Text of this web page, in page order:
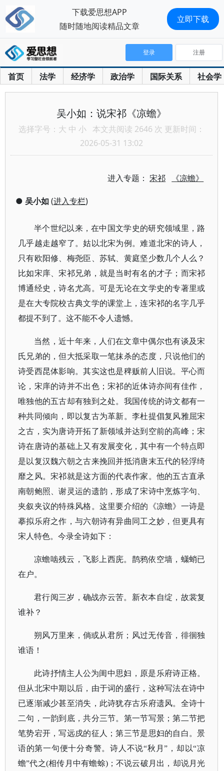
首页 法学 经济学 政治学 国际关系 社会学
登录 注册
吴小如：说宋祁《凉蟾》
选择字号： 大 中 小 本文共阅读 2646 次 更新时间：
2026-05-31 13:02
进入专题：宋祁 《凉蟾》
● 吴小如 (进入专栏)
半个世纪以来，在中国文学史的研究领域里，路
几乎越走越窄了。姑以北宋为例。难道北宋的诗人，
只有欧阳修、梅尧臣、苏轼、黄庭坚少数几个人么？
比如宋庠、宋祁兄弟，就是当时有名的才子；而宋祁
博通经史，诗名尤高。可是无论在文学史的专著里或
是在大专院校古典文学的课堂上，连宋祁的名字几乎
都提不到了。这不能不令人遗憾。
当然，近十年来，人们在文章中偶尔也有谈及宋
氏兄弟的，但大抵采取一笔抹杀的态度，只说他们的
诗受西昆体影响。其实这也是稗贩前人旧说。平心而
论，宋庠的诗并不出色；宋祁的近体诗亦间有佳作，
唯独他的五古却有独到之处。我国传统的诗文都有一
种共同倾向，即以复古为革新。李杜提倡复风雅屈宋
之古，实为唐诗开拓了新领域并达到空前的高峰；宋
诗在唐诗的基础上又有发展变化，其中有一个特点即
是以复汉魏六朝之古来挽回并抵消唐末五代的轻浮绮
靡之风。宋祁就是这方面的代表作家。他的五古直承
南朝鲍照、谢灵运的遗韵，形成了宋诗中烹炼字句、
夹叙夹议的特殊风格。这里要介绍的《凉蟾》一诗是
摹拟乐府之作，与六朝诗有异曲同工之妙，但更具有
宋人特色。今录全诗如下：
凉蟾啮残云，飞影上西庑。鹊鸦依空墙，蟏蛸已
在户。
君行阅三岁，确战亦云苦。新衣本自绽，故裳复
谁补？
朔风万里来，倘或从君所；风过无传音，徘徊独
谁语！
此诗抒情主人公为闺中思妇，原是乐府诗正格。
但从北宋中期以后，由于词的盛行，这种写法在诗中
已逐渐减少甚至消失，此诗犹存古乐府遗风。全诗十
二句，一韵到底，共分三节。第一节写景；第二节把
笔势宕开，写远戍的征人；第三节是思妇的自白。景
语的第一句便十分奇警。诗人不说“秋月”，却以“凉
蟾”代之(相传月中有蟾蜍)；不说云破月出，却说月光
下载爱思想APP
随时随地阅读精品文章
立即下载